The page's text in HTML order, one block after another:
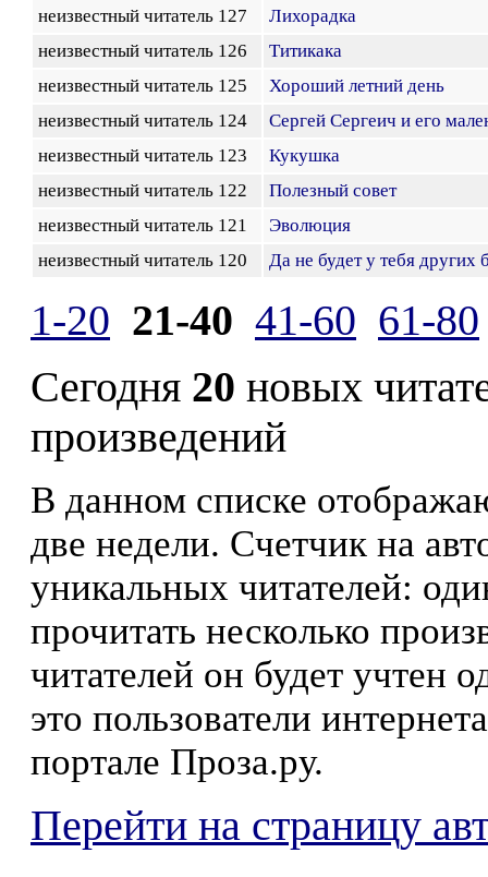
неизвестный читатель 127
Лихорадка
неизвестный читатель 126
Титикака
неизвестный читатель 125
Хороший летний день
неизвестный читатель 124
Сергей Сергеич и его
неизвестный читатель 123
Кукушка
неизвестный читатель 122
Полезный совет
неизвестный читатель 121
Эволюция
неизвестный читатель 120
Да не будет у тебя других
1-20 21-40 41-60 61-80
Сегодня 20 новых
произведений
В данном списке
две недели. Счетчик на
уникальных читателей:
прочитать несколько
читателей он будет учтен
это пользователи
портале Проза.ру.
Перейти на страницу